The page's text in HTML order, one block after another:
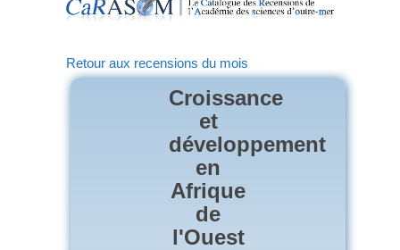
Retour aux recensions du mois
Croissance
et
développement
en
Afrique
de
l'Ouest